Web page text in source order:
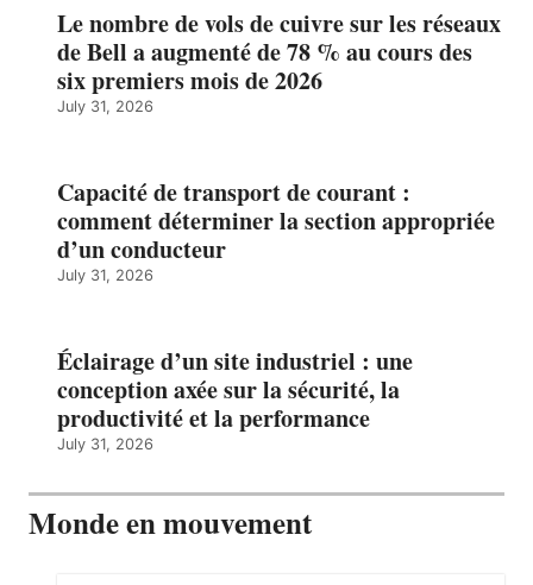
Le nombre de vols de cuivre sur les réseaux
de Bell a augmenté de 78 % au cours des
six premiers mois de 2026
July 31, 2026
Capacité de transport de courant :
comment déterminer la section appropriée
d’un conducteur
July 31, 2026
Éclairage d’un site industriel : une
conception axée sur la sécurité, la
productivité et la performance
July 31, 2026
Monde en mouvement